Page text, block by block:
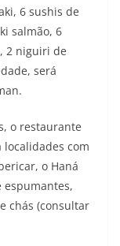
6 sushis de
salmão, 6
2 niguiri de
será
o restaurante
com
o Haná
chás (consultar